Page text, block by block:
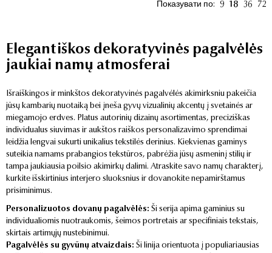
Показувати по: 9 18 36 72
Elegantiškos dekoratyvinės pagalvėlės
jaukiai namų atmosferai
Išraiškingos ir minkštos dekoratyvinės pagalvėlės akimirksniu pakeičia
jūsų kambarių nuotaiką bei įneša gyvų vizualinių akcentų į svetainės ar
miegamojo erdves. Platus autorinių dizainų asortimentas, preciziškas
individualus siuvimas ir aukštos raiškos personalizavimo sprendimai
leidžia lengvai sukurti unikalius tekstilės derinius. Kiekvienas gaminys
suteikia namams prabangios tekstūros, pabrėžia jūsų asmeninį stilių ir
tampa jaukiausia poilsio akimirkų dalimi. Atraskite savo namų charakterį,
kurkite išskirtinius interjero sluoksnius ir dovanokite nepamirštamus
prisiminimus.
Personalizuotos dovanų pagalvėlės: Ši serija apima gaminius su
individualiomis nuotraukomis, šeimos portretais ar specifiniais tekstais,
skirtais artimųjų nustebinimui.
Pagalvėlės su gyvūnų atvaizdais: Ši linija orientuota į populiariausias